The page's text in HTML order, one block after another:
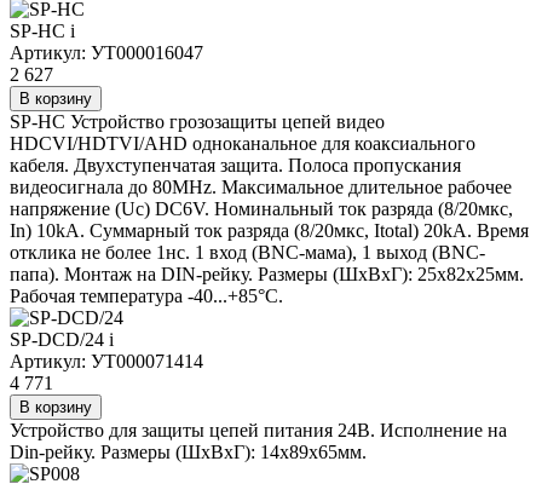
SP-HC i
Артикул: УТ000016047
2 627
В корзину
SP-HC Устройство грозозащиты цепей видео
HDCVI/HDTVI/AHD одноканальное для коаксиального
кабеля. Двухступенчатая защита. Полоса пропускания
видеосигнала до 80MHz. Максимальное длительное рабочее
напряжение (Uс) DC6V. Номинальный ток разряда (8/20мкс,
In) 10kA. Суммарный ток разряда (8/20мкс, Itotal) 20kA. Время
отклика не более 1нс. 1 вход (BNC-мама), 1 выход (BNC-
папа). Монтаж на DIN-рейку. Размеры (ШхВхГ): 25x82x25мм.
Рабочая температура -40...+85°C.
SP-DCD/24 i
Артикул: УТ000071414
4 771
В корзину
Устройство для защиты цепей питания 24В. Исполнение на
Din-рейку. Размеры (ШxВxГ): 14x89x65мм.